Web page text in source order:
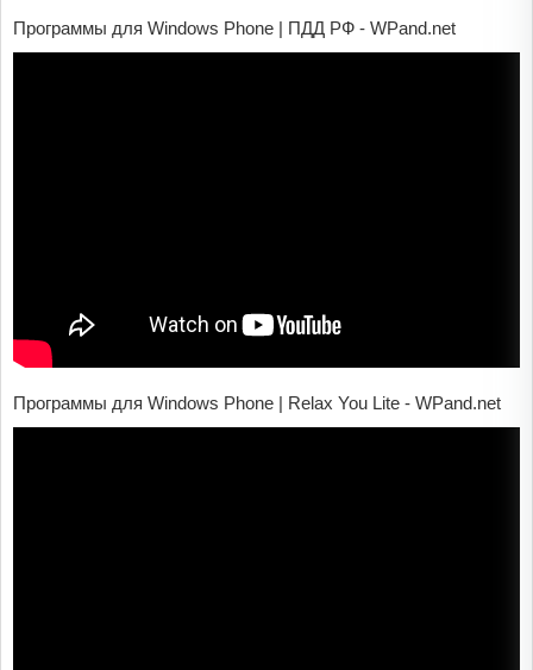
Программы для Windows Phone | ПДД РФ - WPand.net
Программы для Windows Phone | Relax You Lite - WPand.net